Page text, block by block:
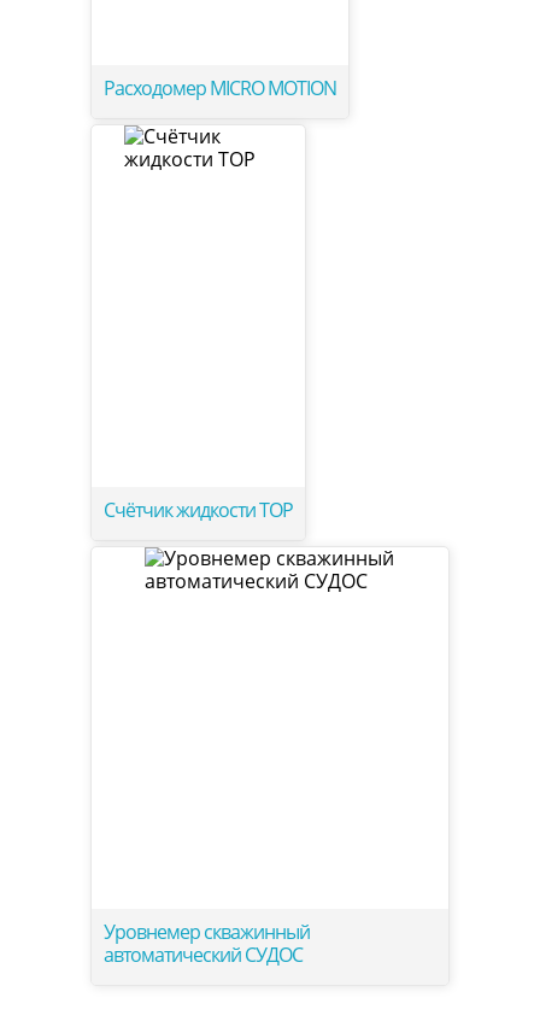
Расходомер MICRO MOTION
Счётчик жидкости ТОР
Уровнемер скважинный
автоматический СУДОС